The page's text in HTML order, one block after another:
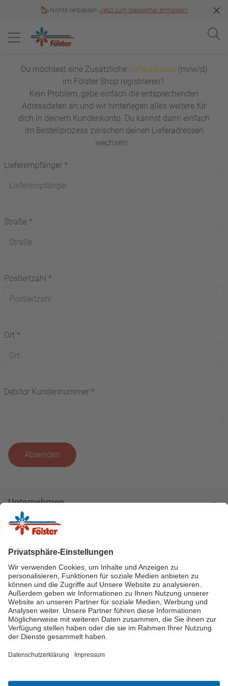
Nichts verpassen -Jetzt zum Newsletter anmelden!
Du möchtest eine Zusätzliche Lieferadresse (m/w/d)
im Fölster Shop registrieren?
Kein Problem, gebe einfach die entsprechenden
Adressdaten an und wir hinterlegen alles weitere für
dich in deinem Kundenkonto. Du kannst dann einfach
im Bestellprozess zwischen deinen Lieferadressen
wechseln.
Lieferempfänger *
Straße *
Postleitzahl *
Ort *
Debitor Kundennummer *
Absenden
Unternehmen
Kundenservice
Zahlungsarten
Zertifikate